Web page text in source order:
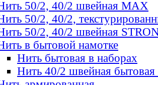
50/2, 40/2 швейная МАХ
50/2, 40/2,
50/2, 40/2 швейная
в бытовой намотке
Нить бытовая в наборах
Нить 40/2 швейная бытовая